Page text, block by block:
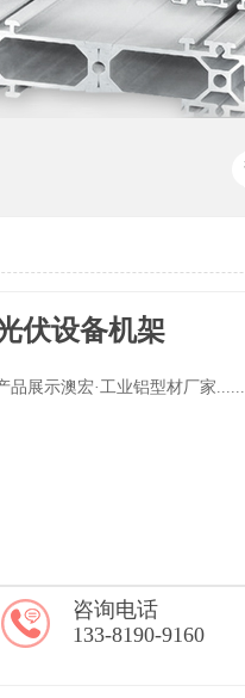
伏设备机架
品展示澳宏·工业铝型材厂家......
咨询电话
133-8190-9160